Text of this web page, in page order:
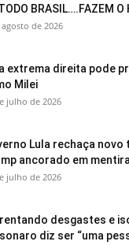
BRASIL….FAZEM O
de 2026
extrema direita pode
Milei
julho de 2026
Lula rechaça
ancorado em
julho de 2026
desgastes e
diz ser “uma